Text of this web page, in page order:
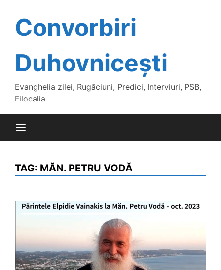
contentConvorbiri
Duhovnicești
Evanghelia zilei, Rugăciuni, Predici, Interviuri, PSB,
Filocalia
TAG: MĂN. PETRU VODĂ